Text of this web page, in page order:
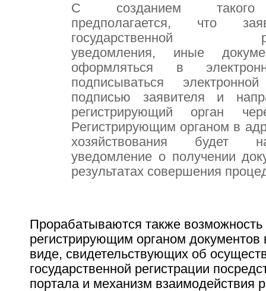
С созданием такого
предполагается, что
государственной
уведомления, иные
оформляться в
подписываться
подписью заявителя и
регистрирующий орган
Регистрирующим органом в
хозяйствования будет
уведомление о получении
результатах совершения
Прорабатываются также
регистрирующим органом документов
виде, свидетельствующих об
государственной регистрации
портала и механизм взаимодействия